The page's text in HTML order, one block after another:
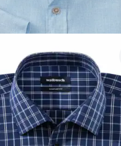
23.
Fit.
Hemd mit Relax-Kragen
5,0 (2)